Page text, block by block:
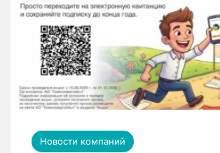
Новости компаний